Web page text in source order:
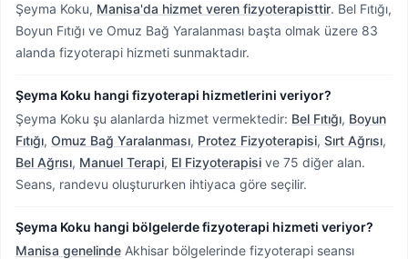
Şeyma Koku, Manisa'da hizmet veren fizyoterapisttir. Bel Fıtığı,
Boyun Fıtığı ve Omuz Bağ Yaralanması başta olmak üzere 83
alanda fizyoterapi hizmeti sunmaktadır.
Şeyma Koku hangi fizyoterapi hizmetlerini veriyor?
Şeyma Koku şu alanlarda hizmet vermektedir: Bel Fıtığı, Boyun
Fıtığı, Omuz Bağ Yaralanması, Protez Fizyoterapisi, Sırt Ağrısı,
Bel Ağrısı, Manuel Terapi, El Fizyoterapisi ve 75 diğer alan.
Seans, randevu oluştururken ihtiyaca göre seçilir.
Şeyma Koku hangi bölgelerde fizyoterapi hizmeti veriyor?
Manisa genelinde Akhisar bölgelerinde fizyoterapi seansı